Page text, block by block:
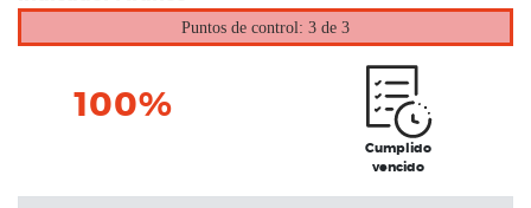
Puntos de control: 3 de 3
100%
Cumplido
vencido